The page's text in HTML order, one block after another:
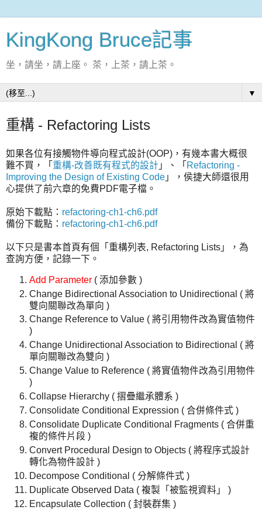
KingKong Bruce記事
坐，請坐，請上座。 茶，上茶，請上茶。
▼
重構 - Refactoring Lists
如果各位有接觸物件導向程式設計(OOP)，有幾本書大概很
難不買，「 重構-改善既有程式的設計 」、「 Refactoring -
Improving the Design of Existing Code 」，侯捷大師還很用
心提供了前六章的免費PDF電子檔。
原始下載點： refactoring-ch1-ch6.pdf
備份下載點： refactoring-ch1-ch6.pdf
以下只是書本首頁有個「重構列表, Refactoring Lists」，為
查詢方便，記錄一下。
Add Parameter ( 添加參數 )
Change Bidirectional Association to Unidirectional ( 將
雙向關聯改為單向 )
Change Reference to Value ( 將引用物件改為實值物件
)
Change Unidirectional Association to Bidirectional ( 將
單向關聯改為雙向 )
Change Value to Reference ( 將實值物件改為引用物件
)
Collapse Hierarchy ( 摺疊繼承體系 )
Consolidate Conditional Expression ( 合併條件式 )
Consolidate Duplicate Conditional Fragments ( 合併重
複的條件片段 )
Convert Procedural Design to Objects ( 將程序式設計
轉化為物件設計 )
Decompose Conditional ( 分解條件式 )
Duplicate Observed Data ( 複製「被監視資料」 )
Encapsulate Collection ( 封裝群集 )